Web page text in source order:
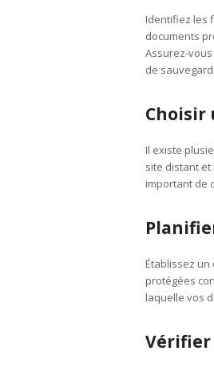
Identifiez les
documents
Assurez-
de
Choisir
Il existe
site distant
important de
Établissez
protégées
laquelle vos
Vérifier